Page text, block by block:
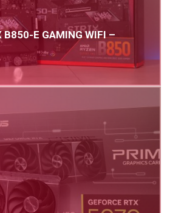
B850-E GAMING WIFI –